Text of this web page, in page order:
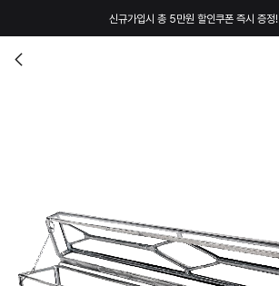
신규가입시 총 5만원 할인쿠폰 즉시 증정!